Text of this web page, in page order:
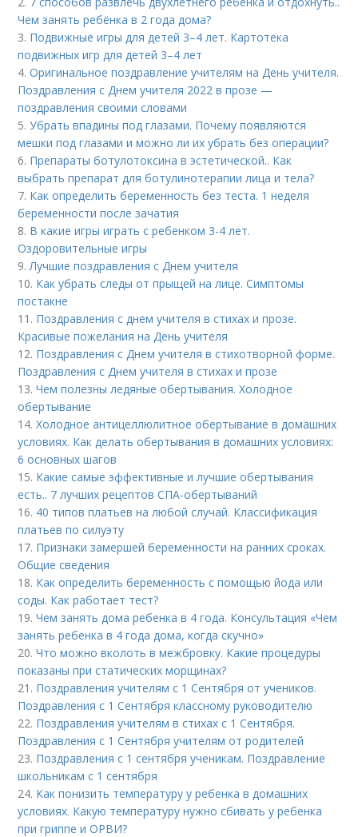
Чем занять ребёнка в 2 года дома?
3. Подвижные игры для детей 3–4 лет. Картотека
подвижных игр для детей 3–4 лет
4.Оригинальное поздравление учителям на День учителя.
Поздравления с Днем учителя 2022 в прозе —
поздравления своими словами
5.Убрать впадины под глазами. Почему появляются
мешки под глазами и можно ли их убрать без операции?
6. Препараты ботулотоксина в эстетической.. Как
выбрать препарат для ботулинотерапии лица и тела?
7. Как определить беременность без теста. 1 неделя
беременности после зачатия
8. В какие игры играть с ребенком 3-4 лет.
Оздоровительные игры
9.Лучшие поздравления с Днем учителя
10. Как убрать следы от прыщей на лице. Симптомы
постакне
11. Поздравления с днем учителя в стихах и прозе.
Красивые пожелания на День учителя
12. Поздравления с Днем учителя в стихотворной форме.
Поздравления с Днем учителя в стихах и прозе
13.Чем полезны ледяные обертывания. Холодное
обертывание
14.Холодное антицеллюлитное обертывание в домашних
условиях. Как делать обертывания в домашних условиях:
6 основных шагов
15. Какие самые эффективные и лучшие обертывания
есть.. 7 лучших рецептов СПА-обертываний
16. 40 типов платьев на любой случай. Классификация
платьев по силуэту
17. Признаки замершей беременности на ранних сроках.
Общие сведения
18. Как определить беременность с помощью йода или
соды. Как работает тест?
19.Чем занять дома ребенка в 4 года. Консультация «Чем
занять ребенка в 4 года дома, когда скучно»
20.Что можно вколоть в межбровку. Какие процедуры
показаны при статических морщинах?
21. Поздравления учителям с 1 Сентября от учеников.
Поздравления с 1 Сентября классному руководителю
22. Поздравления учителям в стихах с 1 Сентября.
Поздравления с 1 Сентября учителям от родителей
23. Поздравления с 1 сентября ученикам. Поздравление
школьникам с 1 сентября
24. Как понизить температуру у ребенка в домашних
условиях. Какую температуру нужно сбивать у ребенка
при гриппе и ОРВИ?